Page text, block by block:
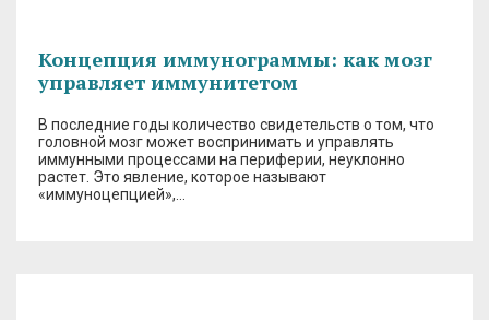
Концепция иммунограммы: как мозг
управляет иммунитетом
В последние годы количество свидетельств о том, что
головной мозг может воспринимать и управлять
иммунными процессами на периферии, неуклонно
растет. Это явление, которое называют
«иммуноцепцией»,…